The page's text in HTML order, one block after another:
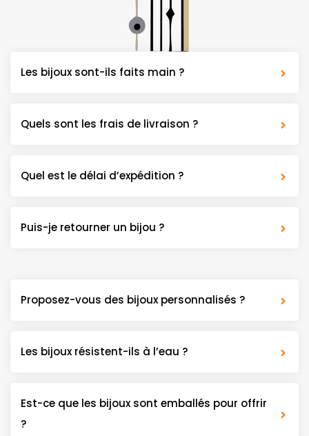
Les bijoux sont-ils faits main ?
Quels sont les frais de livraison ?
Quel est le délai d’expédition ?
Puis-je retourner un bijou ?
Proposez-vous des bijoux personnalisés ?
Les bijoux résistent-ils à l’eau ?
Est-ce que les bijoux sont emballés pour offrir
?